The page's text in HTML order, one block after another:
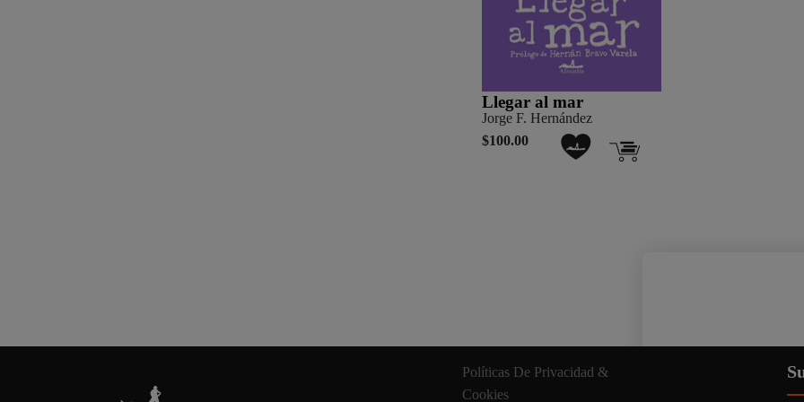
Llegar al mar
Jorge F. Hernández
$100.00
información relevante.
Políticas De Privacidad &
Cookies